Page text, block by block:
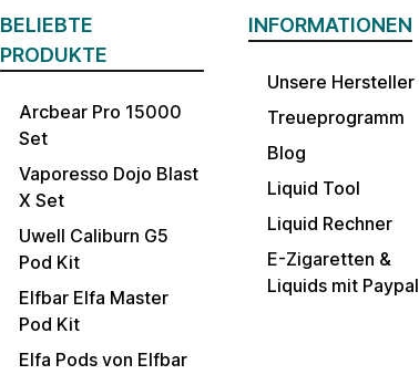
BELIEBTE
PRODUKTE
Arcbear Pro 15000
Set
Vaporesso Dojo Blast
X Set
Uwell Caliburn G5
Pod Kit
Elfbar Elfa Master
Pod Kit
Elfa Pods von Elfbar
INFORMATIONEN
Unsere Hersteller
Treueprogramm
Blog
Liquid Tool
Liquid Rechner
E-Zigaretten &
Liquids mit Paypal